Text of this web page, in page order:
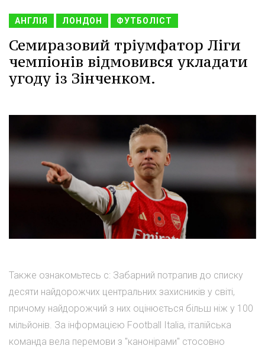
АНГЛІЯ ЛОНДОН ФУТБОЛІСТ
Семиразовий тріумфатор Ліги
чемпіонів відмовився укладати
угоду із Зінченком.
Также ознакомьтесь с: Забарний потрапив до списку
десяти найдорожчих центральних захисників у світі,
причому найдорожчий з них оцінюється більш ніж у 100
мільйонів. За інформацією Football Italia, італійська
команда вела перемови з "канонірами" стосовно